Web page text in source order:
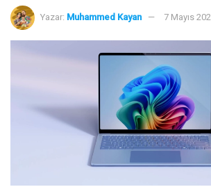
Yazar: Muhammed Kayan 7 Mayıs